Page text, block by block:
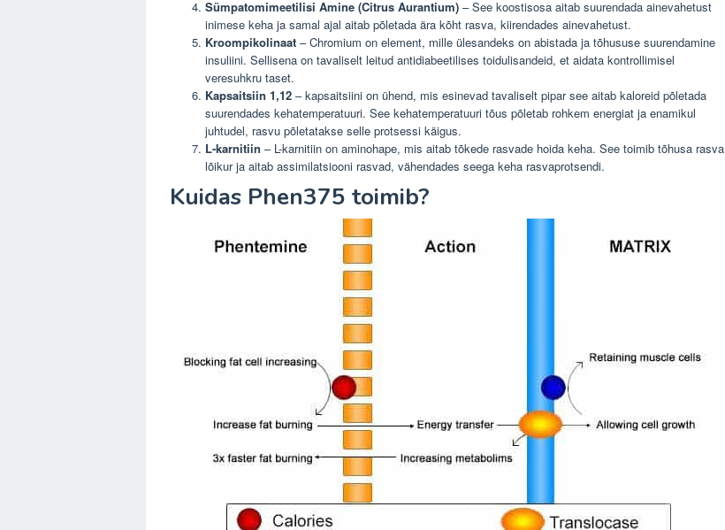
Sümpatomimeetilisi Amine (Citrus Aurantium) – See koostisosa aitab suurendada ainevahetust
inimese keha ja samal ajal aitab põletada ära kõht rasva, kiirendades ainevahetust.
Kroompikolinaat – Chromium on element, mille ülesandeks on abistada ja tõhususe suurendamine
insuliini. Sellisena on tavaliselt leitud antidiabeetilises toidulisandeid, et aidata kontrollimisel
veresuhkru taset.
Kapsaitsiin 1,12 – kapsaitsiini on ühend, mis esinevad tavaliselt pipar see aitab kaloreid põletada
suurendades kehatemperatuuri. See kehatemperatuuri tõus põletab rohkem energiat ja enamikul
juhtudel, rasvu põletatakse selle protsessi käigus.
L-karnitiin – L-karnitiin on aminohape, mis aitab tõkede rasvade hoida keha. See toimib tõhusa rasva
lõikur ja aitab assimilatsiooni rasvad, vähendades seega keha rasvaprotsendi.
Kuidas Phen375 toimib?